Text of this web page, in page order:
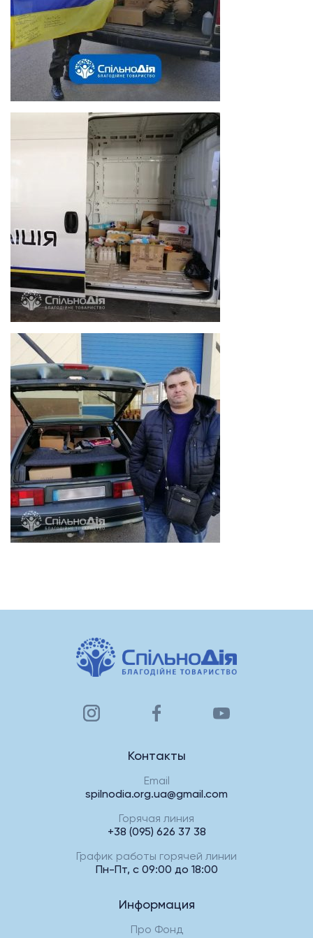
Контакты
Email
spilnodia.org.ua@gmail.com
Горячая линия
+38 (095) 626 37 38
График работы горячей линии
Пн-Пт, с 09:00 до 18:00
Информация
Про Фонд